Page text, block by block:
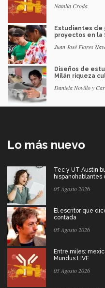
Natalia Croda
Estudiantes de
proyectos en la
Juan José Flores
Diseños de
Milán riqueza
Daniela Novillo y
Lo más nuevo
Tec y UT Austin
hispanohablantes
05 Agosto 2026
El escritor que
contada
05 Agosto 2026
Entre miles:
Mundus LIVE
05 Agosto 2026